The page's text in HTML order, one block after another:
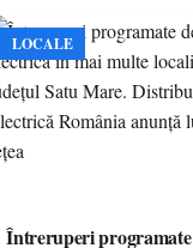
LOCALE
Întreruperi